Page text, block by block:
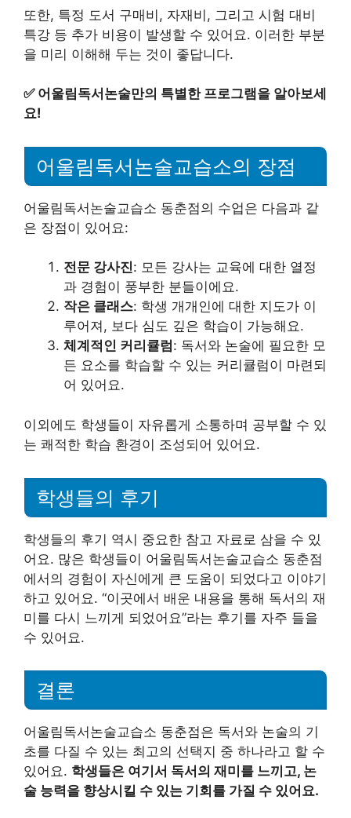
또한, 특정 도서 구매비, 자재비, 그리고 시험 대비
특강 등 추가 비용이 발생할 수 있어요. 이러한 부분
을 미리 이해해 두는 것이 좋답니다.
✅ 어울림독서논술만의 특별한 프로그램을 알아보세
요!
어울림독서논술교습소의 장점
어울림독서논술교습소 동춘점의 수업은 다음과 같
은 장점이 있어요:
전문 강사진: 모든 강사는 교육에 대한 열정
과 경험이 풍부한 분들이에요.
작은 클래스: 학생 개개인에 대한 지도가 이
루어져, 보다 심도 깊은 학습이 가능해요.
체계적인 커리큘럼 : 독서와 논술에 필요한 모
든 요소를 학습할 수 있는 커리큘럼이 마련되
어 있어요.
이외에도 학생들이 자유롭게 소통하며 공부할 수 있
는 쾌적한 학습 환경이 조성되어 있어요.
학생들의 후기
학생들의 후기 역시 중요한 참고 자료로 삼을 수 있
어요. 많은 학생들이 어울림독서논술교습소 동춘점
에서의 경험이 자신에게 큰 도움이 되었다고 이야기
하고 있어요. “이곳에서 배운 내용을 통해 독서의 재
미를 다시 느끼게 되었어요”라는 후기를 자주 들을
수 있어요.
결론
어울림독서논술교습소 동춘점은 독서와 논술의 기
초를 다질 수 있는 최고의 선택지 중 하나라고 할 수
있어요. 학생들은 여기서 독서의 재미를 느끼고, 논
술 능력을 향상시킬 수 있는 기회를 가질 수 있어요.